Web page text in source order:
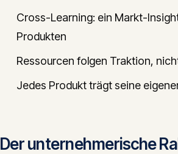
Cross-Learning: ein Markt-
Produkten
Ressourcen folgen Traktion,
Jedes Produkt trägt seine
Der unternehmerische